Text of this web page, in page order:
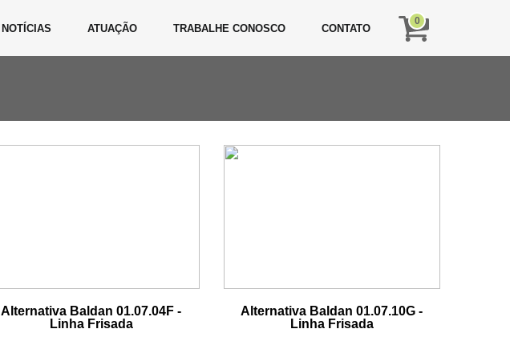
NOTÍCIAS ATUAÇÃO TRABALHE CONOSCO CONTATO
0
Alternativa Baldan 01.07.04F -
Linha Frisada
Alternativa Baldan 01.07.10G -
Linha Frisada